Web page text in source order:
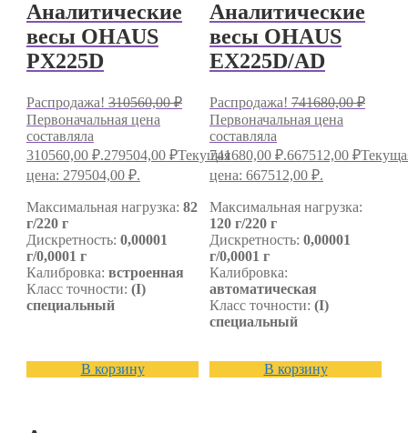
Аналитические
весы OHAUS
PX225D
Распродажа! 310560,00₽
Первоначальная цена
составляла
310560,00 ₽.279504,00 ₽Текущая
цена: 279504,00 ₽.
Максимальная нагрузка: 82
г/220 г
Дискретность: 0,00001
г/0,0001 г
Калибровка: встроенная
Класс точности: (I)
специальный
В корзину
Аналитические
весы OHAUS
EX225D/AD
Распродажа! 741680,00₽
Первоначальная цена
составляла
741680,00 ₽.667512,00 ₽
цена: 667512,00 ₽.
Максимальная нагрузка:
120 г/220 г
Дискретность: 0,00001
г/0,0001 г
Калибровка:
автоматическая
Класс точности: (I)
специальный
В корзину